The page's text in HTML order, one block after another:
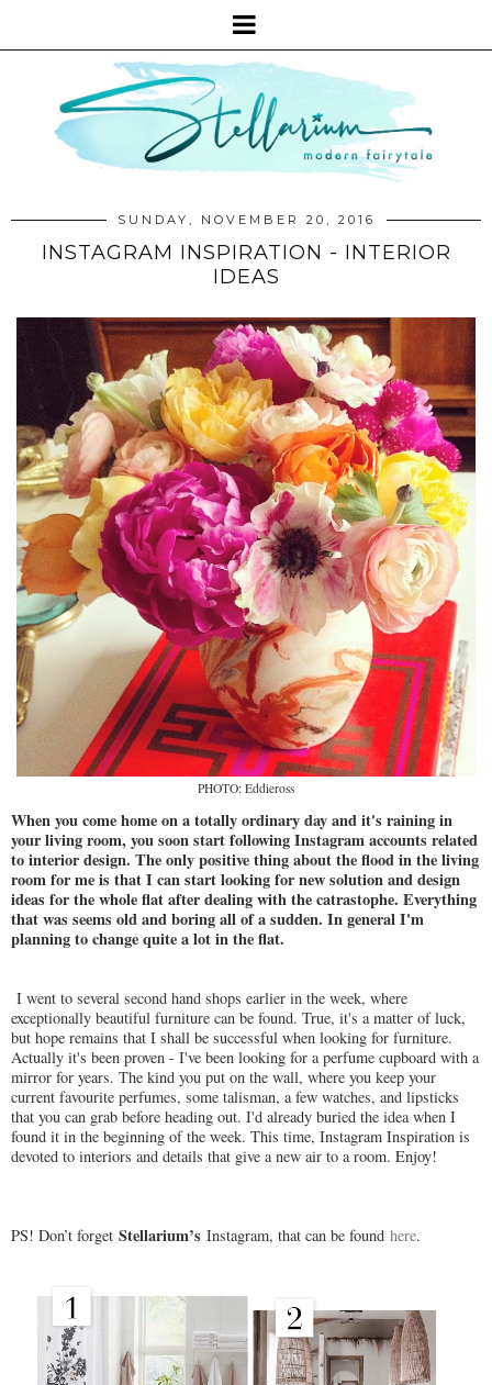
SUNDAY, NOVEMBER 20, 2016
INSTAGRAM INSPIRATION - INTERIOR
IDEAS
PHOTO: Eddieross
When you come home on a totally ordinary day and it's raining in
your living room, you soon start following Instagram accounts related
to interior design. The only positive thing about the flood in the living
room for me is that I can start looking for new solution and design
ideas for the whole flat after dealing with the catrastophe. Everything
that was seems old and boring all of a sudden. In general I'm
planning to change quite a lot in the flat.
I went to several second hand shops earlier in the week, where
exceptionally beautiful furniture can be found. True, it's a matter of luck,
but hope remains that I shall be successful when looking for furniture.
Actually it's been proven - I've been looking for a perfume cupboard with a
mirror for years. The kind you put on the wall, where you keep your
current favourite perfumes, some talisman, a few watches, and lipsticks
that you can grab before heading out. I'd already buried the idea when I
found it in the beginning of the week. This time, Instagram Inspiration is
devoted to interiors and details that give a new air to a room. Enjoy!
PS! Don’t forget Stellarium’s Instagram, that can be found here.